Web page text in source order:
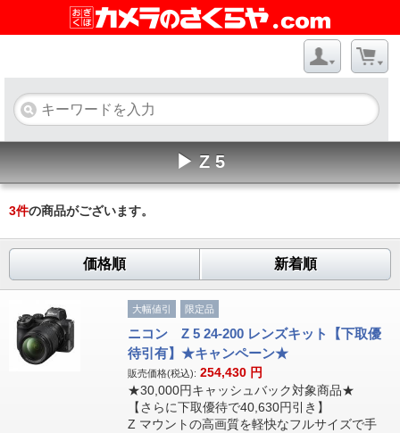
▶ Z 5
3件の商品がございます。
価格順 新着順
大幅値引 限定品
ニコン Z 5 24-200 レンズキット【下取優
待引有】★キャンペーン★
販売価格(税込): 254,430 円
★30,000円キャッシュバック対象商品★
【さらに下取優待で40,630円引き】
Z マウントの高画質を軽快なフルサイズで手